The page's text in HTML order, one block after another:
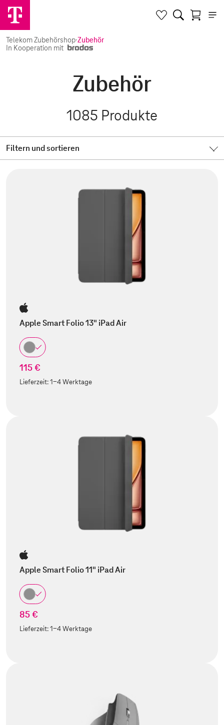
Telekom Zubehörshop·Zubehör
In Kooperation mit
Zubehör
1085 Produkte
Filtern und sortieren
Apple Smart Folio 13" iPad Air
115 €
Lieferzeit:1-4 Werktage
Apple Smart Folio 11" iPad Air
85 €
Lieferzeit:1-4 Werktage